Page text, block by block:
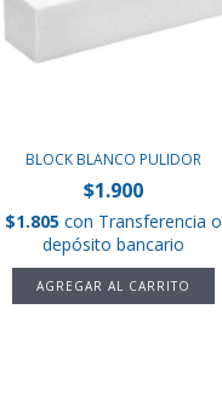
BLOCK BLANCO PULIDOR
$1.900
$1.805con Transferencia o
depósito bancario